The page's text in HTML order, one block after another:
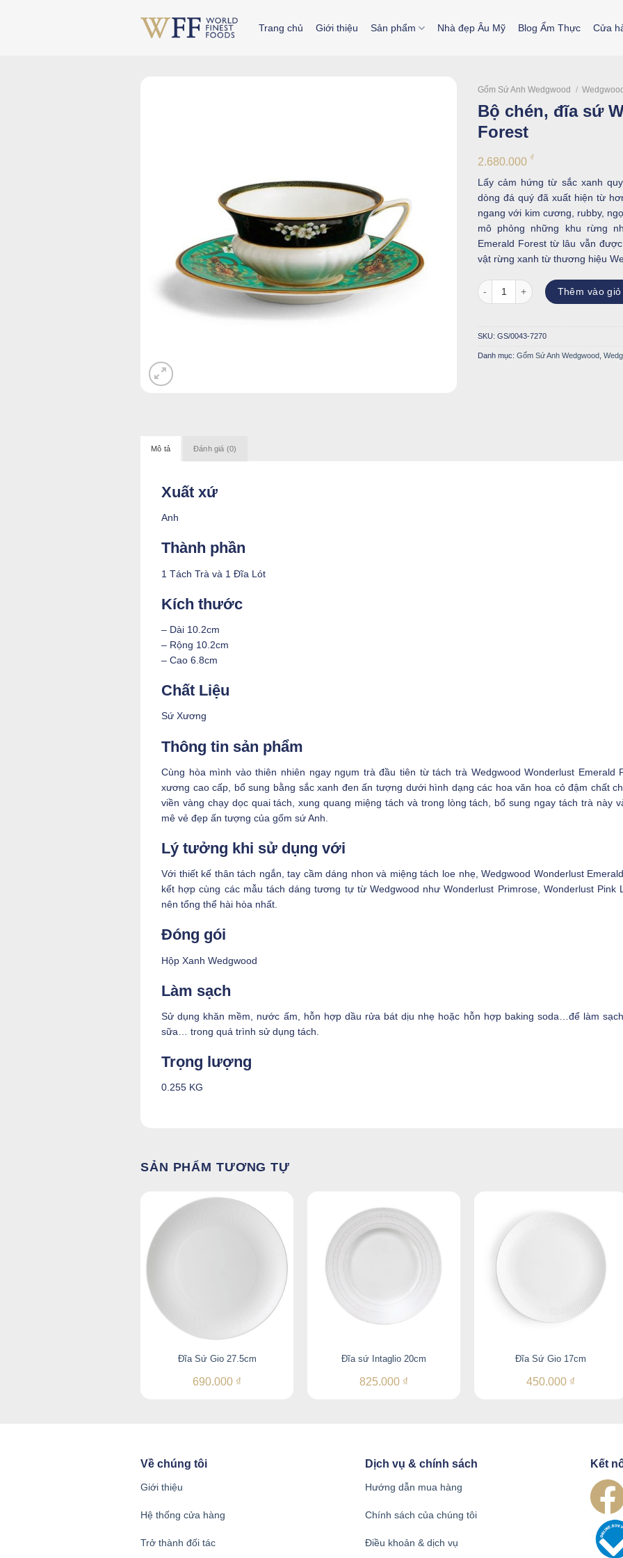
Trang chủ Giới thiệu Sản phẩm Nhà đẹp Âu Mỹ Blog Ẩm Thực Cửa
Gốm Sứ Anh Wedgwood /
Bộ chén, đĩa sứ
Forest
2.680.000 ₫
Lấy cảm hứng từ sắc xanh
dòng đá quý đã xuất hiện từ
ngang với kim cương, rubby,
mô phỏng những khu rừng
Emerald Forest từ lâu vẫn
vật rừng xanh từ thương hiệu
Bộ chén, đĩa sứ Wonderlust
Thêm vào giỏ
SKU: GS/0043-7270
Danh mục: Gốm Sứ Anh Wedgwood
Mô tả Đánh giá (0)
Xuất xứ
Anh
Thành phần
1 Tách Trà và 1 Đĩa Lót
Kích thước
– Dài 10.2cm
– Rộng 10.2cm
– Cao 6.8cm
Chất Liệu
Sứ Xương
Thông tin sản phẩm
Cùng hòa mình vào thiên nhiên ngay ngụm trà đầu tiên từ tách trà Wedgwood Wonderlust Emerald
xương cao cấp, bổ sung bằng sắc xanh đen ấn tượng dưới hình dạng các hoa văn hoa cỏ đậm chất
viền vàng chạy dọc quai tách, xung quang miệng tách và trong lòng tách, bổ sung ngay tách trà này
mê vẻ đẹp ấn tượng của gốm sứ Anh.
Lý tưởng khi sử dụng với
Với thiết kế thân tách ngắn, tay cầm dáng nhon và miệng tách loe nhẹ, Wedgwood Wonderlust
kết hợp cùng các mẫu tách dáng tương tự từ Wedgwood như Wonderlust Primrose, Wonderlust Pink
nên tổng thể hài hòa nhất.
Đóng gói
Hộp Xanh Wedgwood
Làm sạch
Sử dụng khăn mềm, nước ấm, hỗn hợp dầu rửa bát dịu nhẹ hoặc hỗn hợp baking soda…để làm
sữa… trong quá trình sử dụng tách.
Trọng lượng
0.255 KG
SẢN PHẨM TƯƠNG TỰ
Đĩa Sứ Gio 27.5cm
690.000 ₫
Đĩa sứ Intaglio 20cm
825.000 ₫
Đĩa Sứ Gio 17cm
450.000 ₫
Về chúng tôi
Giới thiệu
Hệ thống cửa hàng
Trở thành đối tác
Dịch vụ & chính sách
Hướng dẫn mua hàng
Chính sách của chúng tôi
Điều khoản & dịch vụ
Kết